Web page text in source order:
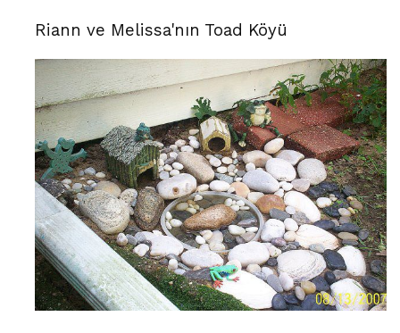
Riann ve Melissa'nın Toad Köyü